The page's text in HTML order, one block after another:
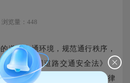
浏览量：448
路交通环境，规范通行秩序，
人民共和国道路交通安全法》、
通安全法实施条例》等相关法律